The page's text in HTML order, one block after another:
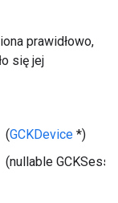
prawidłowo,
się jej
(GCKDevice *)
(nullable